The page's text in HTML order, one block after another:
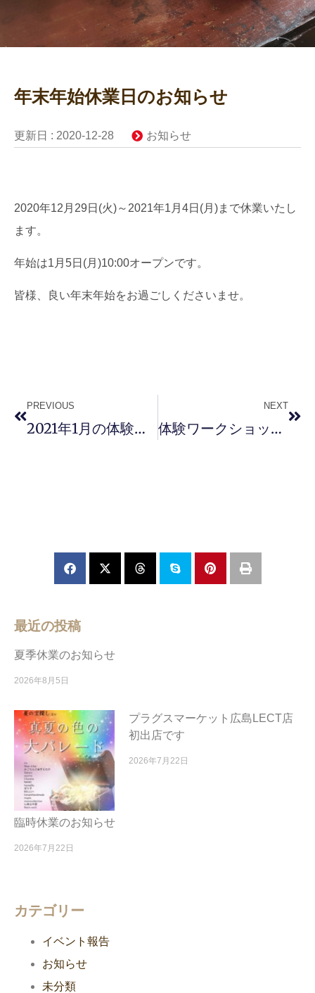
年末年始休業日のお知らせ
更新日 : 2020-12-28 お知らせ
2020年12月29日(火)～2021年1月4日(月)まで休業いたし
ます。
年始は1月5日(月)10:00オープンです。
皆様、良い年末年始をお過ごしくださいませ。
PREVIOUS
2021年1月の体験ワークショップ募集開始です！
NEXT
体験ワークショップ、定期教室の空き状況について
最近の投稿
夏季休業のお知らせ
2026年8月5日
プラグスマーケット広島LECT店
初出店です
2026年7月22日
臨時休業のお知らせ
2026年7月22日
カテゴリー
イベント報告
お知らせ
未分類